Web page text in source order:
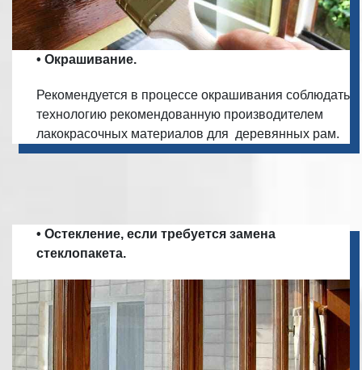
• Окрашивание.
Рекомендуется в процессе окрашивания соблюдать
технологию рекомендованную производителем
лакокрасочных материалов для деревянных рам.
• Остекление, если требуется замена
стеклопакета.